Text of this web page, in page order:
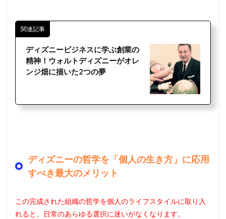
関連記事
ディズニービジネスに学ぶ創業の
精神！ウォルトディズニーがオレ
ンジ畑に描いた2つの夢
ディズニーの哲学を「個人の生き方」に応用
すべき最大のメリット
この完成された組織の哲学を個人のライフスタイルに取り入
れると、日常のあらゆる選択に迷いがなくなります。